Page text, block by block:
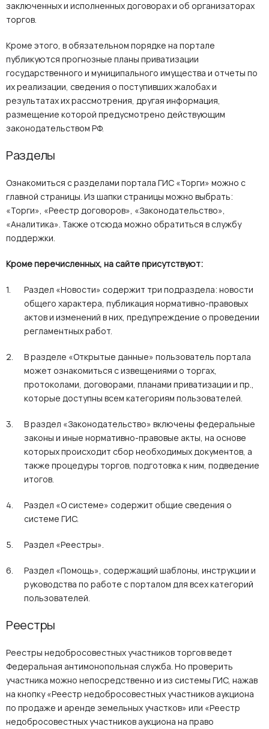
заключенных и исполненных договорах и об организаторах
торгов.
Кроме этого, в обязательном порядке на портале
публикуются прогнозные планы приватизации
государственного и муниципального имущества и отчеты по
их реализации, сведения о поступивших жалобах и
результатах их рассмотрения, другая информация,
размещение которой предусмотрено действующим
законодательством РФ.
Разделы
Ознакомиться с разделами портала ГИС «Торги» можно с
главной страницы. Из шапки страницы можно выбрать:
«Торги», «Реестр договоров», «Законодательство»,
«Аналитика». Также отсюда можно обратиться в службу
поддержки.
Кроме перечисленных, на сайте присутствуют:
Раздел «Новости» содержит три подраздела: новости
общего характера, публикация нормативно-правовых
актов и изменений в них, предупреждение о проведении
регламентных работ.
В разделе «Открытые данные» пользователь портала
может ознакомиться с извещениями о торгах,
протоколами, договорами, планами приватизации и пр.,
которые доступны всем категориям пользователей.
В раздел «Законодательство» включены федеральные
законы и иные нормативно-правовые акты, на основе
которых происходит сбор необходимых документов, а
также процедуры торгов, подготовка к ним, подведение
итогов.
Раздел «О системе» содержит общие сведения о
системе ГИС.
Раздел «Реестры».
Раздел «Помощь», содержащий шаблоны, инструкции и
руководства по работе с порталом для всех категорий
пользователей.
Реестры
Реестры недобросовестных участников торгов ведет
Федеральная антимонопольная служба. Но проверить
участника можно непосредственно и из системы ГИС, нажав
на кнопку «Реестр недобросовестных участников аукциона
по продаже и аренде земельных участков» или «Реестр
недобросовестных участников аукциона на право